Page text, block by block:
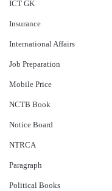
ICT GK
Insurance
International Affairs
Job Preparation
Mobile Price
NCTB Book
Notice Board
NTRCA
Paragraph
Political Books